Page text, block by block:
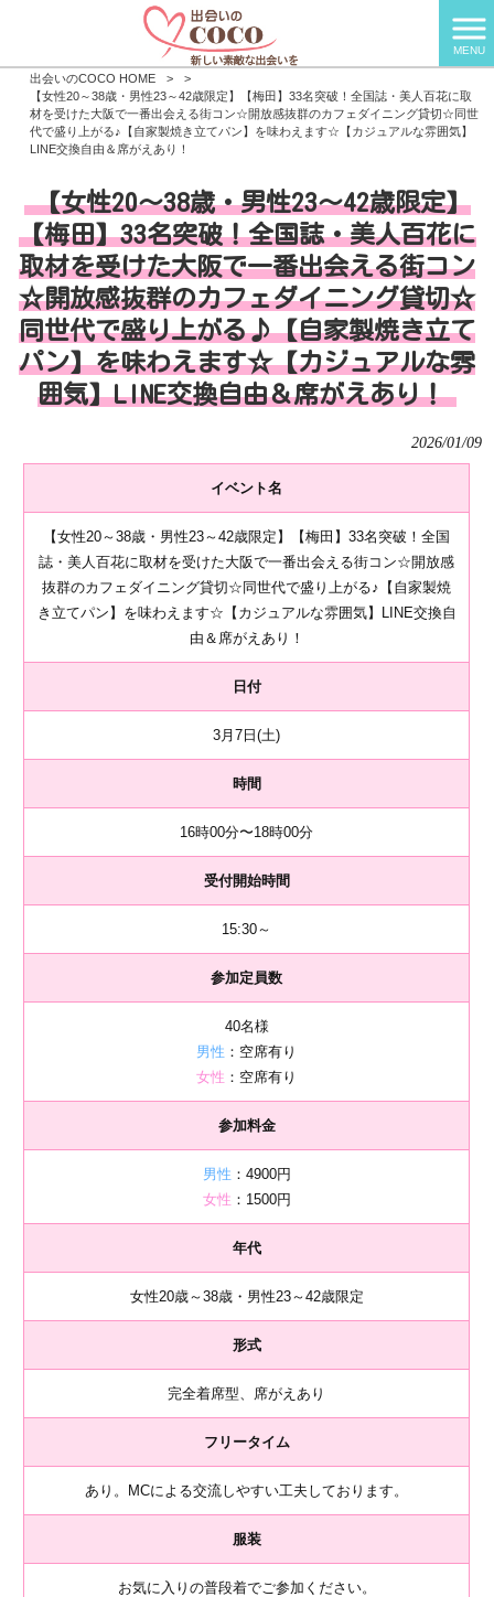
MENU
出会いのCOCO HOME >
>
【女性20～38歳・男性23～42歳限定】【梅田】33名突破！全国誌・美人百花に取
材を受けた大阪で一番出会える街コン☆開放感抜群のカフェダイニング貸切☆同世
代で盛り上がる♪【自家製焼き立てパン】を味わえます☆【カジュアルな雰囲気】
LINE交換自由＆席がえあり！
【女性20～38歳・男性23～42歳限定】
【梅田】33名突破！全国誌・美人百花に
取材を受けた大阪で一番出会える街コン
☆開放感抜群のカフェダイニング貸切☆
同世代で盛り上がる♪【自家製焼き立て
パン】を味わえます☆【カジュアルな雰
囲気】LINE交換自由＆席がえあり！
2026/01/09
イベント名
【女性20～38歳・男性23～42歳限定】【梅田】33名突破！全国
誌・美人百花に取材を受けた大阪で一番出会える街コン☆開放感
抜群のカフェダイニング貸切☆同世代で盛り上がる♪【自家製焼
き立てパン】を味わえます☆【カジュアルな雰囲気】LINE交換自
由＆席がえあり！
日付
3月7日(土)
時間
16時00分〜18時00分
受付開始時間
15:30～
参加定員数
40名様
男性 ：空席有り
女性 ：空席有り
参加料金
男性 ：4900円
女性 ：1500円
年代
女性20歳～38歳・男性23～42歳限定
形式
完全着席型、席がえあり
フリータイム
あり。MCによる交流しやすい工夫しております。
服装
お気に入りの普段着でご参加ください。